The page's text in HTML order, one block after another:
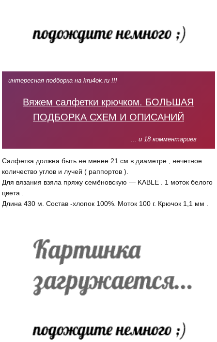
интересная подборка на kru4ok.ru !!!
Вяжем салфетки крючком. БОЛЬШАЯ
ПОДБОРКА СХЕМ И ОПИСАНИЙ
... и 18 комментариев
Салфетка должна быть не менее 21 см в диаметре , нечетное
количество углов и лучей ( раппортов ).
Для вязания взяла пряжу семёновскую — KABLE . 1 моток белого
цвета .
Длина 430 м. Состав -хлопок 100%. Моток 100 г. Крючок 1,1 мм .